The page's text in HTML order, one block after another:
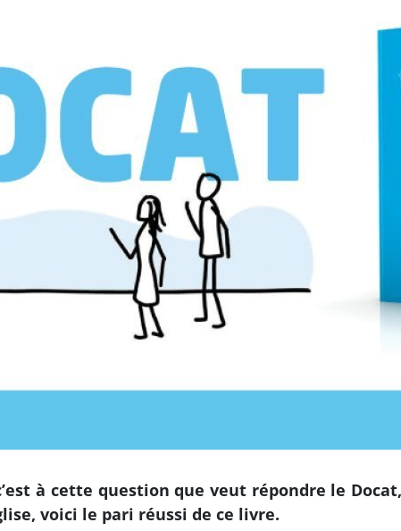
à cette question que veut répondre le
voici le pari réussi de ce livre.